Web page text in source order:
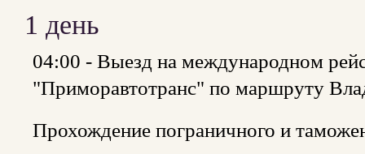
1 день
04:00 - Выезд на международном
"Приморавтотранс" по маршруту
Прохождение пограничного и